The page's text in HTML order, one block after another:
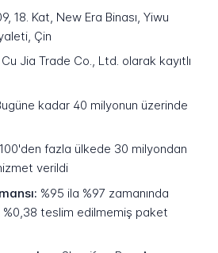
18. Kat, New Era Binası, Yiwu
Çin
Jia Trade Co., Ltd. olarak kayıtlı
kadar 40 milyonun üzerinde
100'den fazla ülkede 30 milyondan
verildi
%95 ila %97 zamanında
%0,38 teslim edilmemiş paket